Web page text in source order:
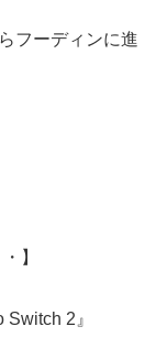
フーディンに進
】
2』